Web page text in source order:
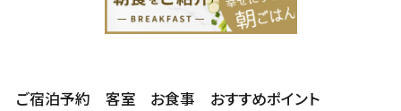
ご宿泊予約 客室 お食事
おすすめポイント